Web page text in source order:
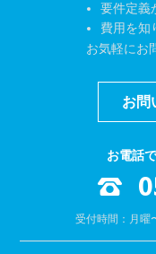
要件定義
費用
お気軽にお
お問
お電話
受付時間：月曜